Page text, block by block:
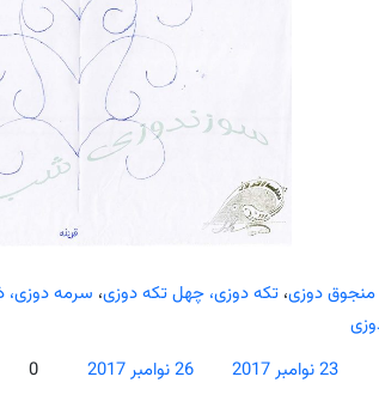
دوزی،تکه دوزی، چهل تکه دوزی، سرمه دوزی،
23 نوامبر 2017 26 نوامبر 2017 0